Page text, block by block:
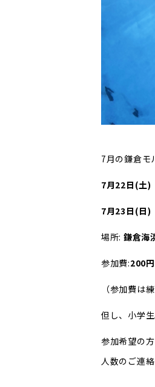
7月の鎌倉モ
7月22日(土)
7月23日(日)
場所: 鎌倉海
参加費:200円
（参加費は
但し、小学
参加希望の
人数のご連絡